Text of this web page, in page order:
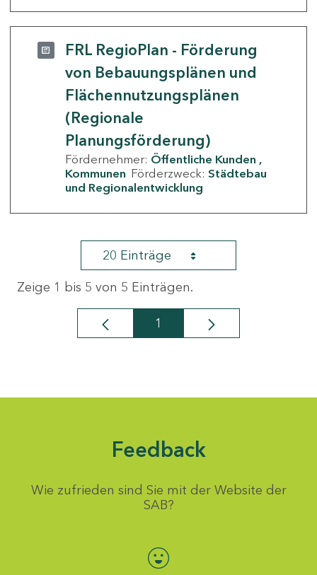
FRL RegioPlan - Förderung
von Bebauungsplänen und
Flächennutzungsplänen
(Regionale
Planungsförderung)
Fördernehmer: Öffentliche Kunden
Kommunen Förderzweck: Städtebau
und Regionalentwicklung
20 Einträge
Zeige 1 bis 5 von 5 Einträgen.
Seite
1
Feedback
Wie zufrieden sind Sie mit der Website der
SAB?
Bewertung auswählen